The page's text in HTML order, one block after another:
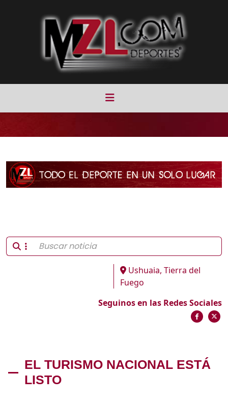
Ushuaia, Tierra del
Fuego
Seguinos en las Redes Sociales
EL TURISMO NACIONAL ESTÁ
LISTO